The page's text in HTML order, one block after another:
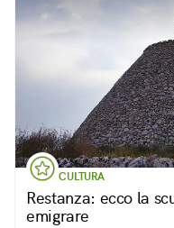
CULTURA
Restanza: ecco la
emigrare